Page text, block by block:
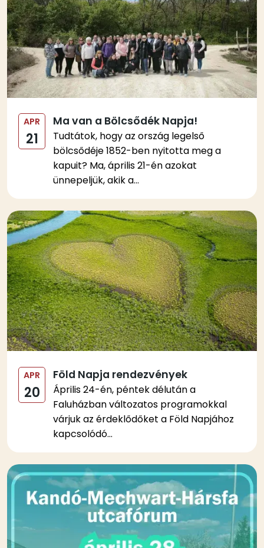
APR
21
Ma van a Bölcsődék Napja!
Tudtátok, hogy az ország legelső
bölcsődéje 1852-ben nyitotta meg a
kapuit? Ma, április 21-én azokat
ünnepeljük, akik a...
Kép
APR
20
Föld Napja rendezvények
Április 24-én, péntek délután a
Faluházban változatos programokkal
várjuk az érdeklődőket a Föld Napjához
kapcsolódó...
Kép